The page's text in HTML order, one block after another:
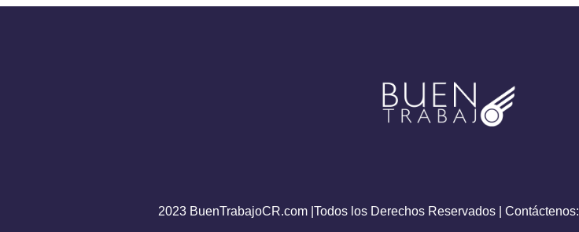
2023 BuenTrabajoCR.com |Todos los Derechos Reservados | Contáctenos: